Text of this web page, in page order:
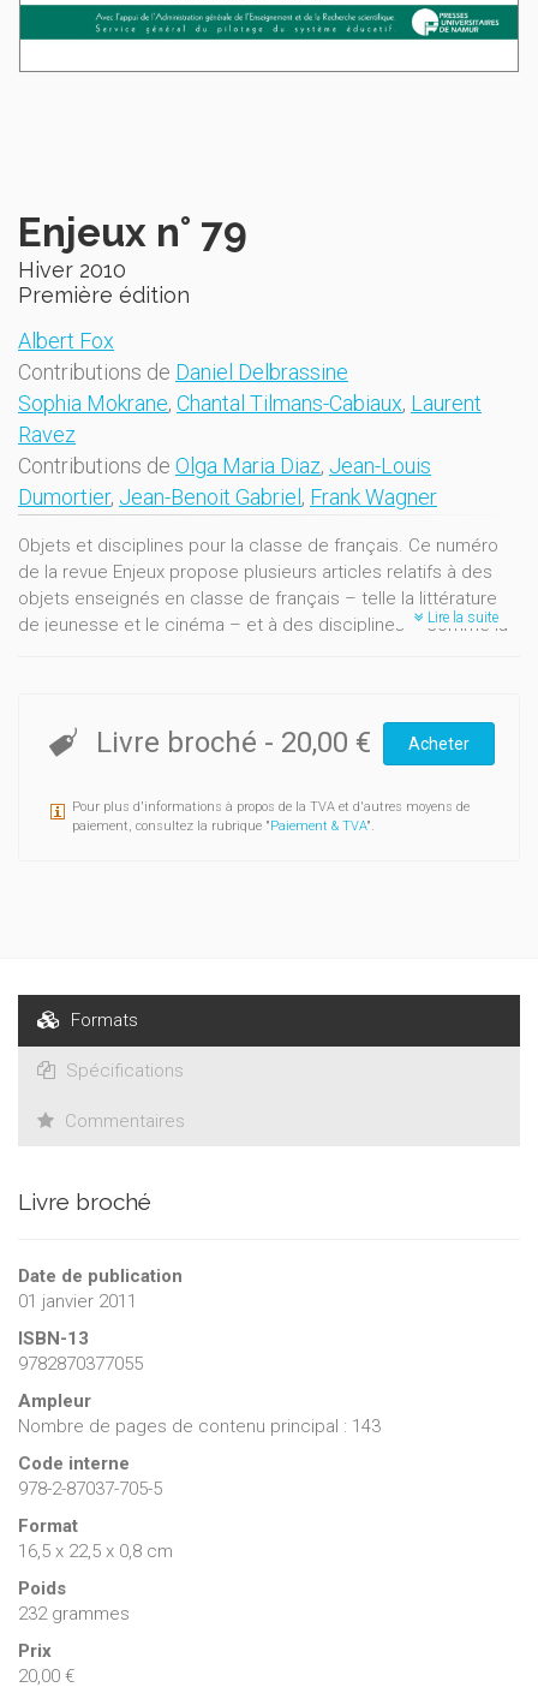
Enjeux n° 79
Hiver 2010
Première édition
Albert Fox
Contributions de Daniel Delbrassine
Sophia Mokrane, Chantal Tilmans-Cabiaux, Laurent
Ravez
Contributions de Olga Maria Diaz, Jean-Louis
Dumortier, Jean-Benoit Gabriel , Frank Wagner
Objets et disciplines pour la classe de français. Ce numéro
de la revue Enjeux propose plusieurs articles relatifs à des
objets enseignés en classe de français – telle la littérature
de jeunesse et le cinéma – et à des disciplines – comme la
réflexion sur l'interprétation de texte. Enfin, la section FLE
accueille le récit d’une expérience poétique en classe.
Lire la suite
Livre broché - 20,00 € Acheter
Pour plus d'informations à propos de la TVA et d'autres moyens de
paiement, consultez la rubrique "Paiement & TVA".
Formats
Spécifications
Commentaires
Livre broché
Date de publication
01 janvier 2011
ISBN-13
9782870377055
Ampleur
Nombre de pages de contenu principal : 143
Code interne
978-2-87037-705-5
Format
16,5 x 22,5 x 0,8 cm
Poids
232 grammes
Prix
20,00 €